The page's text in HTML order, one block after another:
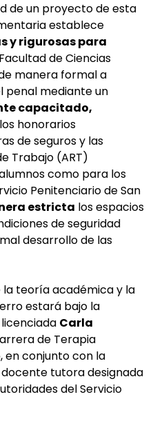
de un proyecto de esta
establece
y rigurosas para
de Ciencias
manera formal a
penal mediante un
capacitado,
honorarios
de seguros y las
Trabajo (ART)
como para los
Penitenciario de San
estricta los espacios
de seguridad
desarrollo de las
teoría académica y la
estará bajo la
Carla
de Terapia
en conjunto con la
docente tutora designada
del Servicio